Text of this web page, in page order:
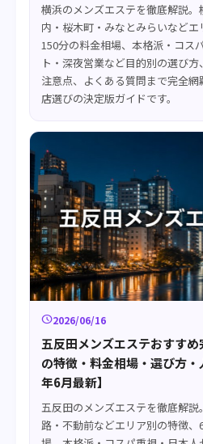
横浜のメンズエステを徹底解説
内・桜木町・みなとみらいなど
150分の料金相場、本格派・コス
ト・深夜営業など目的別の選び
注意点、よくある質問まで完全
店選びの決定版ガイドです。
schedule2026/06/16
五反田メンズエステおすす
の特徴・料金相場・選び方
年6月最新】
五反田のメンズエステを徹底解
路・不動前などエリア別の特徴